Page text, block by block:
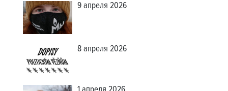
9 апреля 2026
8 апреля 2026